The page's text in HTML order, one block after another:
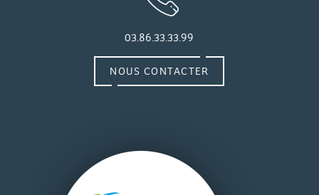
03.86.33.33.99
NOUS CONTACTER